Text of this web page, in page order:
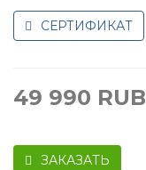
СЕРТИФИКАТ
49 990 RUB
ЗАКАЗАТЬ